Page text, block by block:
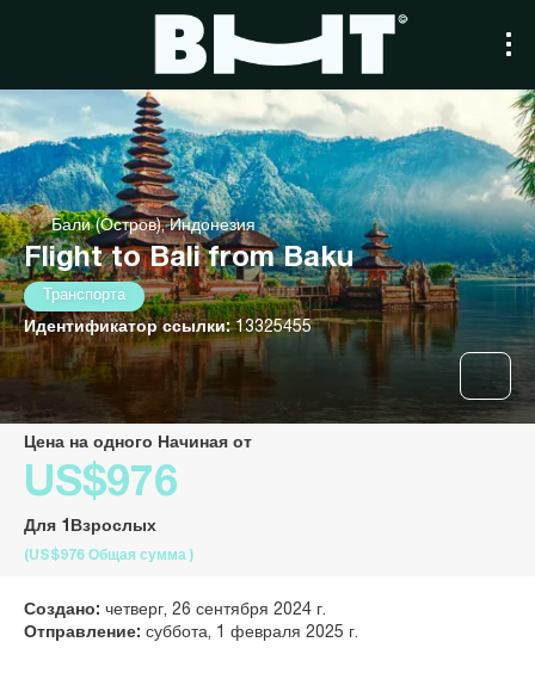
Бали (Остров), Индонезия
Flight to Bali from Baku
Транспорта
Идентификатор ссылки:13325455
Цена на одного Начиная от
US$976
Для 1Взрослых
(US$976 Общая сумма )
Создано: четверг, 26 сентября 2024 г.
Отправление: суббота, 1 февраля 2025 г.